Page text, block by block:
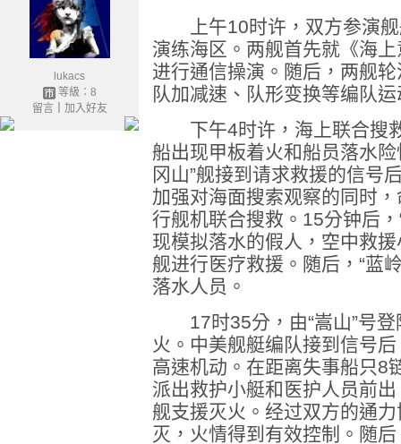
lukacs
等級：8
留言｜ 加入好友
上午10时许，双方参演舰
演练海区。两舰首先就《海
进行通信操演。随后，两舰
队加减速、队形变换等编队
下午4时许，海上联合搜
船出现甲板着火和船员落水
冈山”舰接到请求救援的信号
加强对海面搜索观察的同时
行舰机联合搜救。15分钟后
现模拟落水的假人，空中救
舰进行医疗救援。随后，“蓝
落水人员。
17时35分，由“嵩山”号登
火。中美舰艇编队接到信号
高速机动。在距离失事船只8
派出救护小艇和医护人员前
舰支援灭火。经过双方的通
灭，火情得到有效控制。随